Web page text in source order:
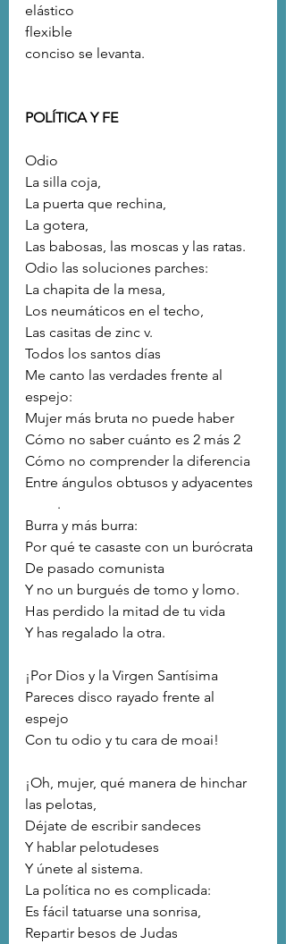
elástico
flexible
conciso se levanta.
POLÍTICA Y FE
Odio
La silla coja,
La puerta que rechina,
La gotera,
Las babosas, las moscas y las ratas.
Odio las soluciones parches:
La chapita de la mesa,
Los neumáticos en el techo,
Las casitas de zinc v.
Todos los santos días
Me canto las verdades frente al
espejo:
Mujer más bruta no puede haber
Cómo no saber cuánto es 2 más 2
Cómo no comprender la diferencia
Entre ángulos obtusos y adyacentes
         .
Burra y más burra:
Por qué te casaste con un burócrata
De pasado comunista
Y no un burgués de tomo y lomo.
Has perdido la mitad de tu vida
Y has regalado la otra.
¡Por Dios y la Virgen Santísima
Pareces disco rayado frente al
espejo
Con tu odio y tu cara de moai!
¡Oh, mujer, qué manera de hinchar
las pelotas,
Déjate de escribir sandeces
Y hablar pelotudeses
Y únete al sistema.
La política no es complicada:
Es fácil tatuarse una sonrisa,
Repartir besos de Judas